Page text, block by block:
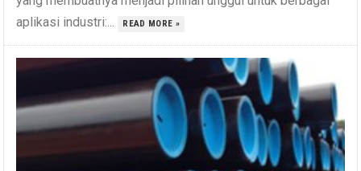
aplikasi industri:...
READ MORE »